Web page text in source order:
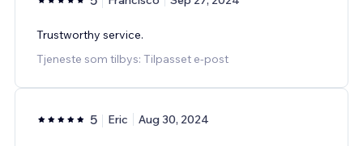
Trustworthy service.
Tjeneste som tilbys: Tilpasset e-post
5 Eric Aug 30, 2024